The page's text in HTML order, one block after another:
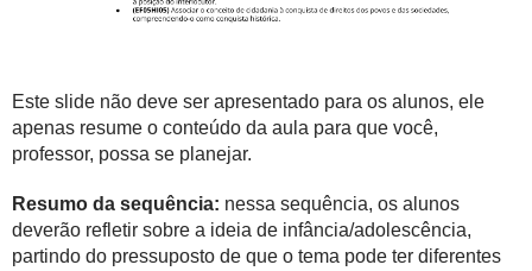
Este slide não deve ser apresentado para os alunos, ele
apenas resume o conteúdo da aula para que você,
professor, possa se planejar.
Resumo da sequência: nessa sequência, os alunos
deverão refletir sobre a ideia de infância/adolescência,
partindo do pressuposto de que o tema pode ter diferentes